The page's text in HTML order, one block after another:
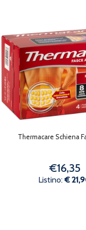
Thermacare Schiena
€16,35
Listino:€